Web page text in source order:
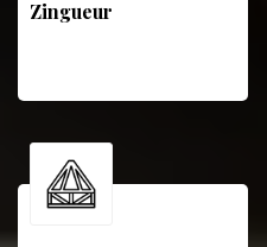
Zingueur